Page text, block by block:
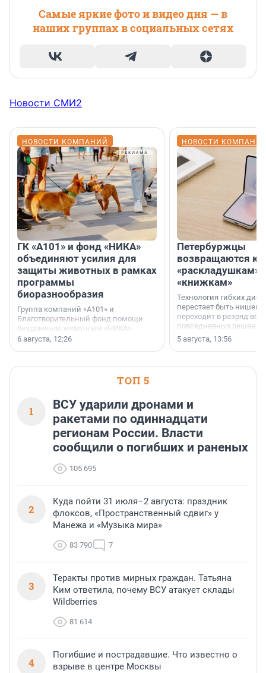
Самые яркие фото и видео дня — в
наших группах в социальных сетях
Новости СМИ2
НОВОСТИ КОМПАНИЙ
ГК «А101» и фонд «НИКА»
объединяют усилия для
защиты животных в рамках
программы
биоразнообразия
Группа компаний «А101» и
Благотворительный фонд помощи
бездомным животным «НИКА»
заключили соглашение о
6 августа, 12:26
НОВОСТИ
Петербуржцы
возвращаются к
«раскладушкам»
«книжкам»
Технология гибких
перестает быть
переходит в разряд
повседневных
5 августа, 13:56
ТОП 5
1
ВСУ ударили дронами и
ракетами по одиннадцати
регионам России. Власти
сообщили о погибших и раненых
105 695
2
Куда пойти 31 июля–2 августа: праздник
флоксов, «Пространственный сдвиг» у
Манежа и «Музыка мира»
83 790 7
3
Теракты против мирных граждан. Татьяна
Ким ответила, почему ВСУ атакует склады
Wildberries
81 614
4
Погибшие и пострадавшие. Что известно о
взрыве в центре Москвы